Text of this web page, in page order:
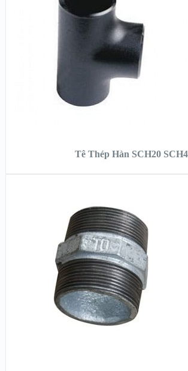
XEM CHI TIẾT
Tê Thép Hàn SCH20
XEM NHANH
XEM CHI TIẾT